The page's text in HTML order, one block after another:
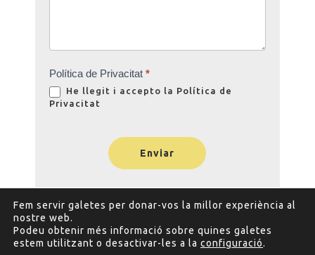
Política de Privacitat *
He llegit i accepto la Política de
Privacitat
Enviar
Fem servir galetes per donar-vos la millor experiència al
nostre web.
Podeu obtenir més informació sobre quines galetes
estem utilitzant o desactivar-les a la configuració.